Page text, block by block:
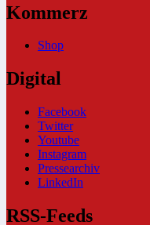
Kommerz
Shop
Digital
Facebook
Twitter
Youtube
Instagram
Pressearchiv
LinkedIn
RSS-Feeds